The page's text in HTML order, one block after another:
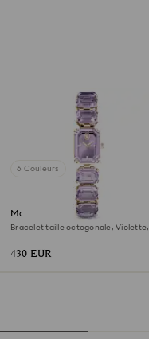
6 Couleurs
Montre
Bracelet taille octogonale, Violette,
430 EUR